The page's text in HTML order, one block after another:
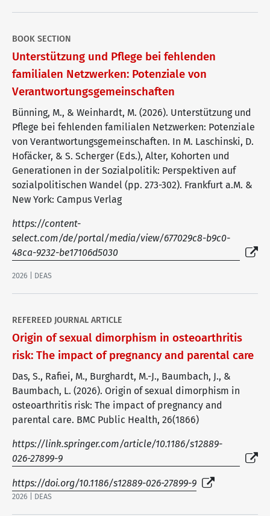
BOOK SECTION
Unterstützung und Pflege bei fehlenden
familialen Netzwerken: Potenziale von
Verantwortungsgemeinschaften
Bünning, M., & Weinhardt, M. (2026). Unterstützung und
Pflege bei fehlenden familialen Netzwerken: Potenziale
von Verantwortungsgemeinschaften. In M. Laschinski, D.
Hofäcker, & S. Scherger (Eds.), Alter, Kohorten und
Generationen in der Sozialpolitik: Perspektiven auf
sozialpolitischen Wandel (pp. 273-302). Frankfurt a.M. &
New York: Campus Verlag
https://content-
select.com/de/portal/media/view/677029c8-b9c0-
48ca-9232-be17106d5030
2026 | DEAS
REFEREED JOURNAL ARTICLE
Origin of sexual dimorphism in osteoarthritis
risk: The impact of pregnancy and parental care
Das, S., Rafiei, M., Burghardt, M.-J., Baumbach, J., &
Baumbach, L. (2026). Origin of sexual dimorphism in
osteoarthritis risk: The impact of pregnancy and
parental care. BMC Public Health, 26(1866)
https://link.springer.com/article/10.1186/s12889-
026-27899-9
https://doi.org/10.1186/s12889-026-27899-9
2026 | DEAS